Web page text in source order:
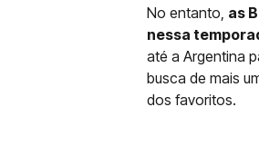
No entanto, as
nessa
até a Argentina
busca de mais
dos favoritos.